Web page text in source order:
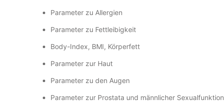
Parameter zu Allergien
Parameter zu Fettleibigkeit
Body-Index, BMI, Körperfett
Parameter zur Haut
Parameter zu den Augen
Parameter zur Prostata und männlicher Sexualfunktion